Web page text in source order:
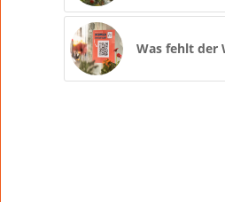
Was fehlt der